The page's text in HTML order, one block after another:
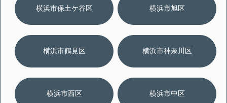
横浜市保土ケ谷区 横浜市旭区
横浜市鶴見区 横浜市神奈川区
横浜市西区 横浜市中区